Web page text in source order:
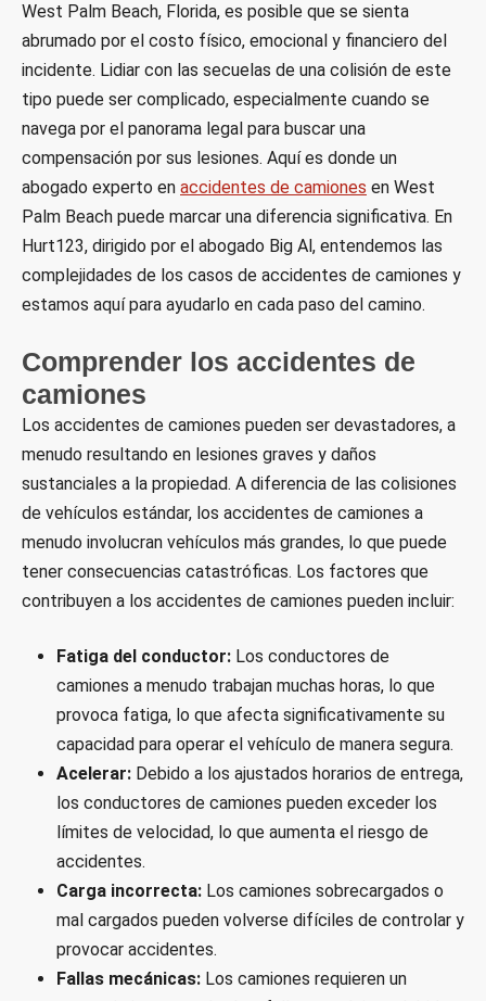
West Palm Beach, Florida, es posible que se sienta
abrumado por el costo físico, emocional y financiero del
incidente. Lidiar con las secuelas de una colisión de este
tipo puede ser complicado, especialmente cuando se
navega por el panorama legal para buscar una
compensación por sus lesiones. Aquí es donde un
abogado experto en accidentes de camiones en West
Palm Beach puede marcar una diferencia significativa. En
Hurt123, dirigido por el abogado Big Al, entendemos las
complejidades de los casos de accidentes de camiones y
estamos aquí para ayudarlo en cada paso del camino.
Comprender los accidentes de
camiones
Los accidentes de camiones pueden ser devastadores, a
menudo resultando en lesiones graves y daños
sustanciales a la propiedad. A diferencia de las colisiones
de vehículos estándar, los accidentes de camiones a
menudo involucran vehículos más grandes, lo que puede
tener consecuencias catastróficas. Los factores que
contribuyen a los accidentes de camiones pueden incluir:
Fatiga del conductor: Los conductores de
camiones a menudo trabajan muchas horas, lo que
provoca fatiga, lo que afecta significativamente su
capacidad para operar el vehículo de manera segura.
Acelerar: Debido a los ajustados horarios de entrega,
los conductores de camiones pueden exceder los
límites de velocidad, lo que aumenta el riesgo de
accidentes.
Carga incorrecta: Los camiones sobrecargados o
mal cargados pueden volverse difíciles de controlar y
provocar accidentes.
Fallas mecánicas: Los camiones requieren un